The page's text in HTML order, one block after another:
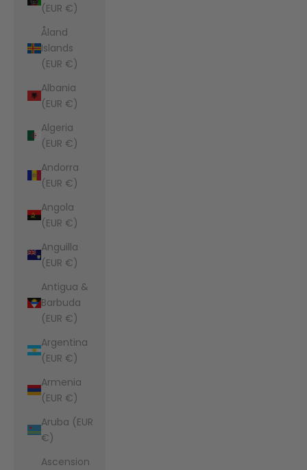
(EUR €)
Åland
Islands
(EUR €)
Albania
(EUR €)
Algeria
(EUR €)
Andorra
(EUR €)
Angola
(EUR €)
Anguilla
(EUR €)
Antigua &
Barbuda
(EUR €)
Argentina
(EUR €)
Armenia
(EUR €)
Aruba (EUR
€)
Ascension